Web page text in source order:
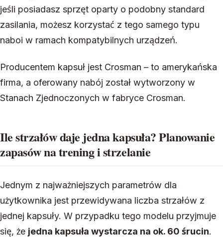
jeśli posiadasz sprzęt oparty o podobny standard
zasilania, możesz korzystać z tego samego typu
naboi w ramach kompatybilnych urządzeń.
Producentem kapsuł jest Crosman – to amerykańska
firma, a oferowany nabój został wytworzony w
Stanach Zjednoczonych w fabryce Crosman.
Ile strzałów daje jedna kapsuła? Planowanie
zapasów na trening i strzelanie
Jednym z najważniejszych parametrów dla
użytkownika jest przewidywana liczba strzałów z
jednej kapsuły. W przypadku tego modelu przyjmuje
się, że jedna kapsuła wystarcza na ok. 60 śrucin.